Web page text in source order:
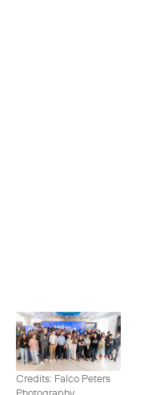
Credits: Falco Peters
Photography